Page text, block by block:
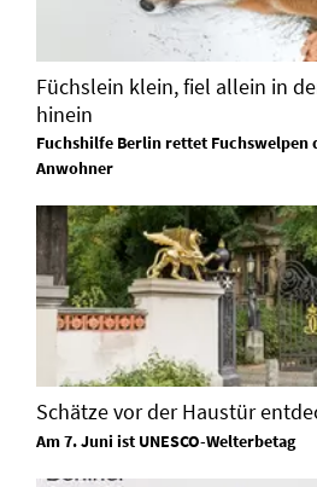
Füchslein klein, fiel allein in
hinein
Fuchshilfe Berlin rettet Fuchswelpen
Anwohner
Schätze vor der Haustür
Am 7. Juni ist UNESCO-Welterbetag